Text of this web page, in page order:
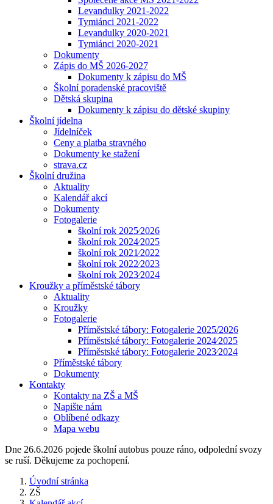
Levandulky 2021-2022
Tymiánci 2021-2022
Levandulky 2020-2021
Tymiánci 2020-2021
Dokumenty
Zápis do MŠ 2026-2027
Dokumenty k zápisu do MŠ
Školní poradenské pracoviště
Dětská skupina
Dokumenty k zápisu do dětské skupiny
Školní jídelna
Jídelníček
Ceny a platba stravného
Dokumenty ke stažení
strava.cz
Školní družina
Aktuality
Kalendář akcí
Dokumenty
Fotogalerie
školní rok 2025⁄2026
školní rok 2024⁄2025
školní rok 2021⁄2022
školní rok 2022⁄2023
školní rok 2023⁄2024
Kroužky a příměstské tábory
Aktuality
Kroužky
Fotogalerie
Příměstské tábory: Fotogalerie 2025/2026
Příměstské tábory: Fotogalerie 2024⁄2025
Příměstské tábory: Fotogalerie 2023⁄2024
Příměstské tábory
Dokumenty
Kontakty
Kontakty na ZŠ a MŠ
Napište nám
Oblíbené odkazy
Mapa webu
Dne 26.6.2026 pojede školní autobus pouze ráno, odpolední svozy
se ruší. Děkujeme za pochopení.
Úvodní stránka
ZŠ